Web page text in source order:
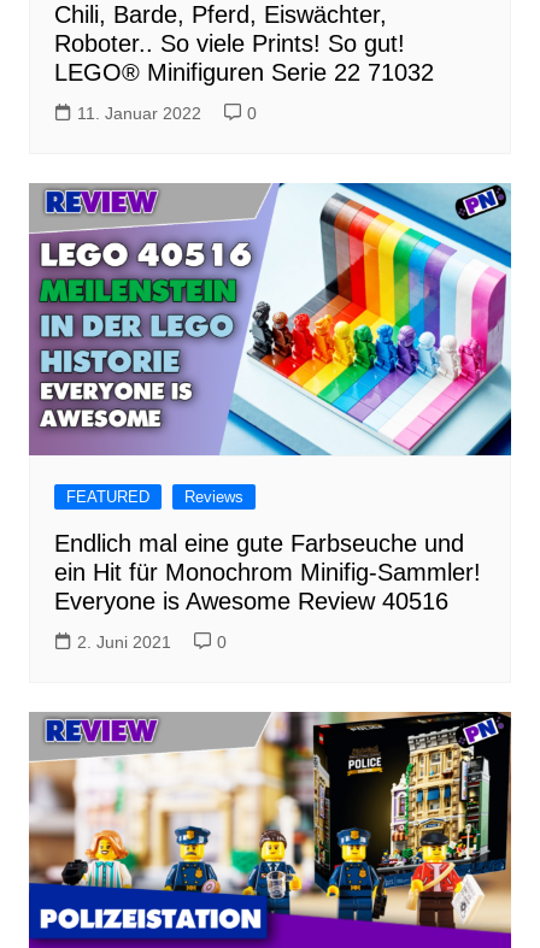
Chili, Barde, Pferd, Eiswächter,
Roboter.. So viele Prints! So gut!
LEGO® Minifiguren Serie 22 71032
11. Januar 2022 0
FEATURED Reviews
Endlich mal eine gute Farbseuche und
ein Hit für Monochrom Minifig-Sammler!
Everyone is Awesome Review 40516
2. Juni 2021 0